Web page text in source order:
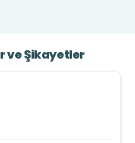
ve Şikayetler